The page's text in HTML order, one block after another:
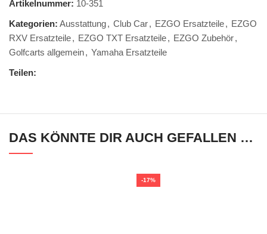
Artikelnummer: 10-351
Kategorien: Ausstattung, Club Car, EZGO Ersatzteile, EZGO
RXV Ersatzteile, EZGO TXT Ersatzteile, EZGO Zubehör,
Golfcarts allgemein, Yamaha Ersatzteile
Teilen:
DAS KÖNNTE DIR AUCH GEFALLEN …
-17%